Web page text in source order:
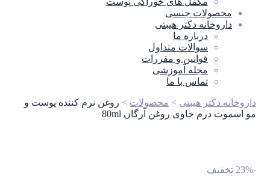
محصولات جنسی
داروخانه دکتر هیبتی
درباره ما
سوالات متداول
قوانین و مقررات
مجله آموزشی
تماس با ما
داروخانه دکتر هیبتی > محصولات > روغن نرم کننده پوست و
مو اسموت درم حاوی روغن آرگان 80ml
-23% تخفیف